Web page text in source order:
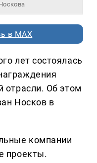
в MAX
лет состоялась
отрасли. Об этом
Носков в
компании
проекты.